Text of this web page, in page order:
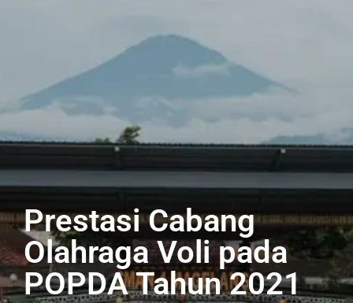
Prestasi Cabang
Olahraga Voli pada
POPDA Tahun 2021